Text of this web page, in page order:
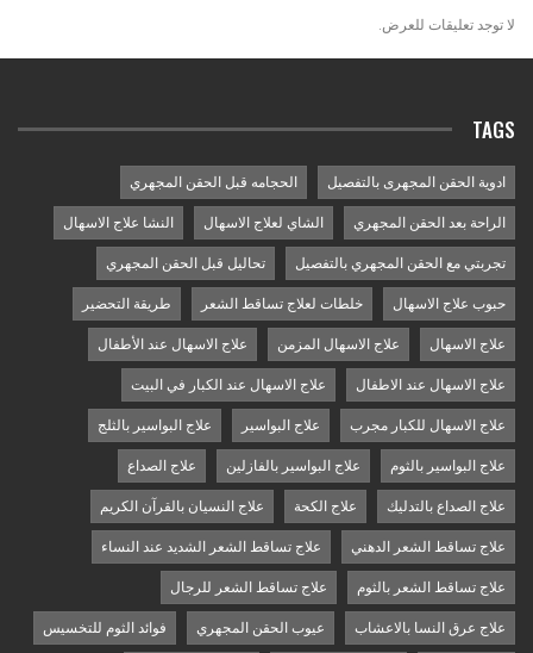
لا توجد تعليقات للعرض.
TAGS
ادوية الحقن المجهرى بالتفصيل الحجامه قبل الحقن المجهري
الراحة بعد الحقن المجهري الشاي لعلاج الاسهال النشا علاج الاسهال
تجربتي مع الحقن المجهري بالتفصيل تحاليل قبل الحقن المجهري
حبوب علاج الاسهال خلطات لعلاج تساقط الشعر طريقة التحضير
علاج الاسهال علاج الاسهال المزمن علاج الاسهال عند الأطفال
علاج الاسهال عند الاطفال علاج الاسهال عند الكبار في البيت
علاج الاسهال للكبار مجرب علاج البواسير علاج البواسير بالثلج
علاج البواسير بالثوم علاج البواسير بالفازلين علاج الصداع
علاج الصداع بالتدليك علاج الكحة علاج النسيان بالقرآن الكريم
علاج تساقط الشعر الدهني علاج تساقط الشعر الشديد عند النساء
علاج تساقط الشعر بالثوم علاج تساقط الشعر للرجال
علاج عرق النسا بالاعشاب عيوب الحقن المجهري فوائد الثوم للتخسيس